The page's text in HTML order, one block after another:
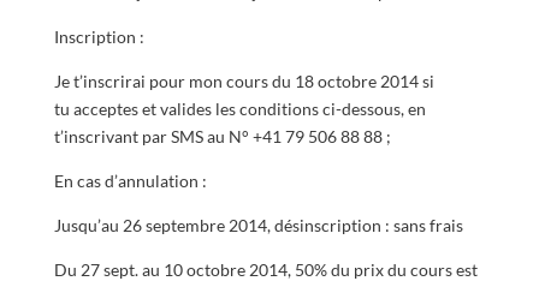
Inscription :
Je t’inscrirai pour mon cours du 18 octobre 2014 si
tu acceptes et valides les conditions ci-dessous, en
t’inscrivant par SMS au N° +41 79 506 88 88 ;
En cas d’annulation :
Jusqu’au 26 septembre 2014, désinscription : sans frais
Du 27 sept. au 10 octobre 2014, 50% du prix du cours est